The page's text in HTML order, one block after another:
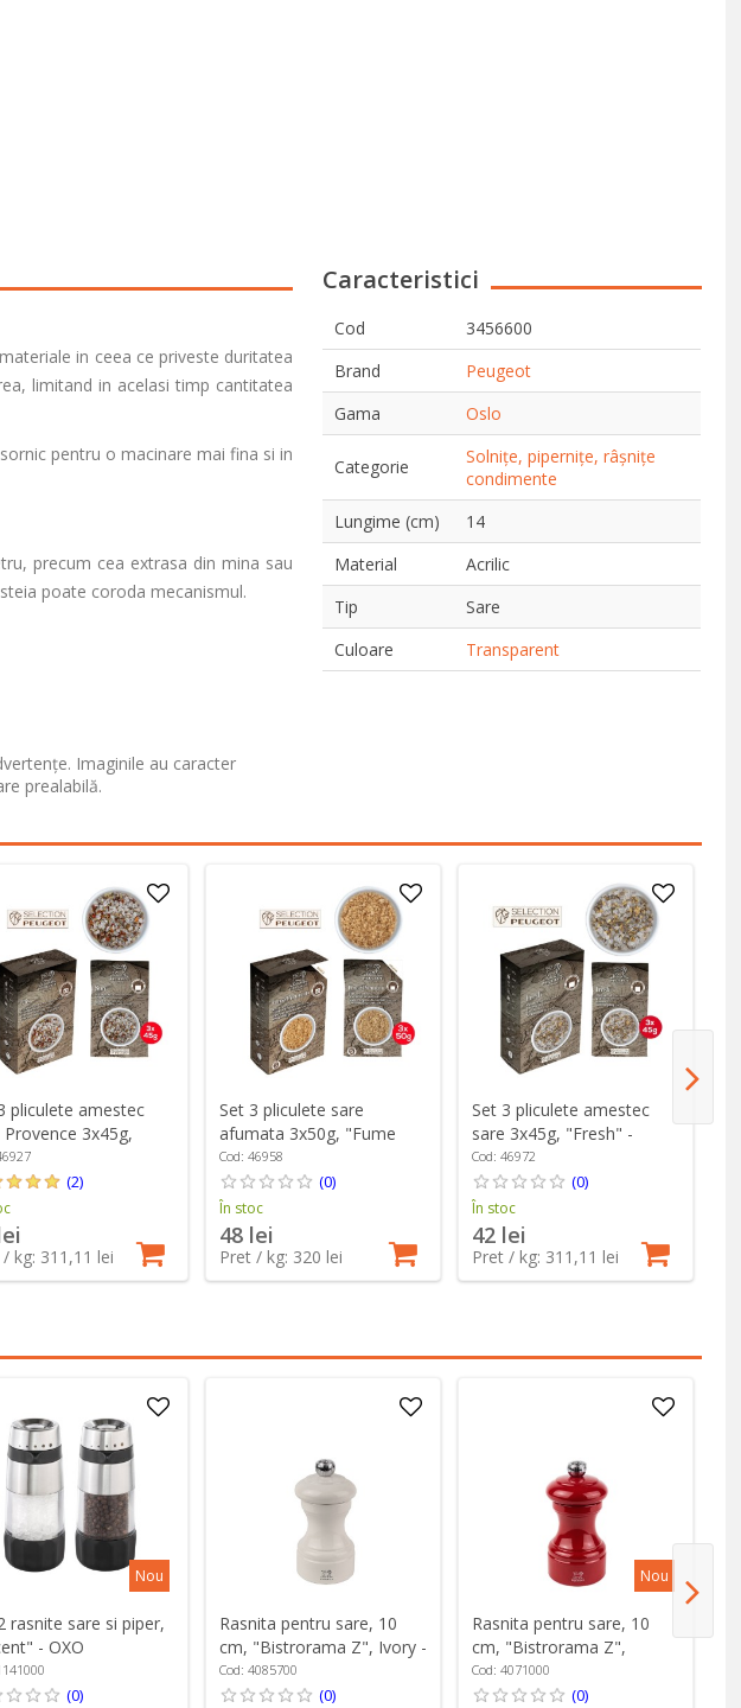
in ceea ce priveste duritatea
limitand in acelasi timp cantitatea
pentru o macinare mai fina si in
precum cea extrasa din mina sau
poate coroda mecanismul.
Caracteristici
Cod
3456600
Brand
Peugeot
Gama
Oslo
Categorie
Solnițe, pipernițe, râșnițe
condimente
Lungime (cm)
14
Material
Acrilic
Tip
Sare
Culoare
Transparent
Imaginile au caracter
prealabilă.
pliculete amestec
Provence 3x45g,
- Peugeot
(2)
kg: 311,11 lei
Set 3 pliculete sare
afumata 3x50g, "Fume
Premium" - Peugeot
Cod: 46958
(0)
În stoc
48 lei
Pret / kg: 320 lei
Set 3 pliculete amestec
sare 3x45g, "Fresh" -
Peugeot
Cod: 46972
(0)
În stoc
42 lei
Pret / kg: 311,11 lei
Nou
rasnite sare si piper,
- OXO
(0)
Rasnita pentru sare, 10
cm, "Bistrorama Z", Ivory -
Peugeot
Cod: 4085700
(0)
Nou
Rasnita pentru sare, 10
cm, "Bistrorama Z",
Passion Red - Peugeot
Cod: 4071000
(0)